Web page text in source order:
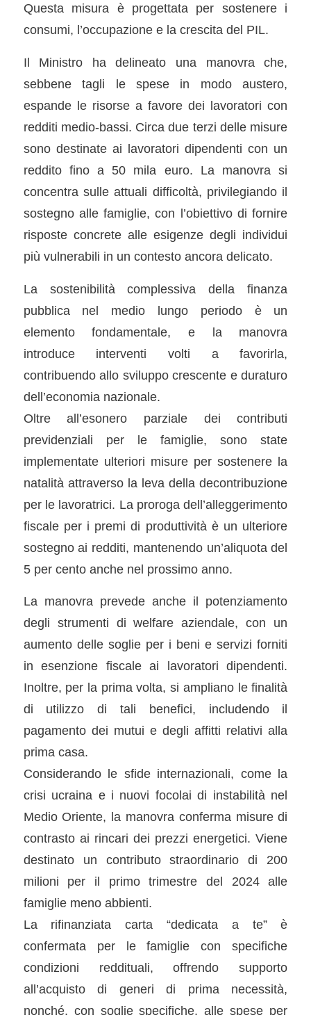
Questa misura è progettata per sostenere i
consumi, l’occupazione e la crescita del PIL.
Il Ministro ha delineato una manovra che,
sebbene tagli le spese in modo austero,
espande le risorse a favore dei lavoratori con
redditi medio-bassi. Circa due terzi delle misure
sono destinate ai lavoratori dipendenti con un
reddito fino a 50 mila euro. La manovra si
concentra sulle attuali difficoltà, privilegiando il
sostegno alle famiglie, con l’obiettivo di fornire
risposte concrete alle esigenze degli individui
più vulnerabili in un contesto ancora delicato.
La sostenibilità complessiva della finanza
pubblica nel medio lungo periodo è un
elemento fondamentale, e la manovra
introduce interventi volti a favorirla,
contribuendo allo sviluppo crescente e duraturo
dell’economia nazionale.
Oltre all’esonero parziale dei contributi
previdenziali per le famiglie, sono state
implementate ulteriori misure per sostenere la
natalità attraverso la leva della decontribuzione
per le lavoratrici. La proroga dell’alleggerimento
fiscale per i premi di produttività è un ulteriore
sostegno ai redditi, mantenendo un’aliquota del
5 per cento anche nel prossimo anno.
La manovra prevede anche il potenziamento
degli strumenti di welfare aziendale, con un
aumento delle soglie per i beni e servizi forniti
in esenzione fiscale ai lavoratori dipendenti.
Inoltre, per la prima volta, si ampliano le finalità
di utilizzo di tali benefici, includendo il
pagamento dei mutui e degli affitti relativi alla
prima casa.
Considerando le sfide internazionali, come la
crisi ucraina e i nuovi focolai di instabilità nel
Medio Oriente, la manovra conferma misure di
contrasto ai rincari dei prezzi energetici. Viene
destinato un contributo straordinario di 200
milioni per il primo trimestre del 2024 alle
famiglie meno abbienti.
La rifinanziata carta “dedicata a te” è
confermata per le famiglie con specifiche
condizioni reddituali, offrendo supporto
all’acquisto di generi di prima necessità,
nonché, con soglie specifiche, alle spese per